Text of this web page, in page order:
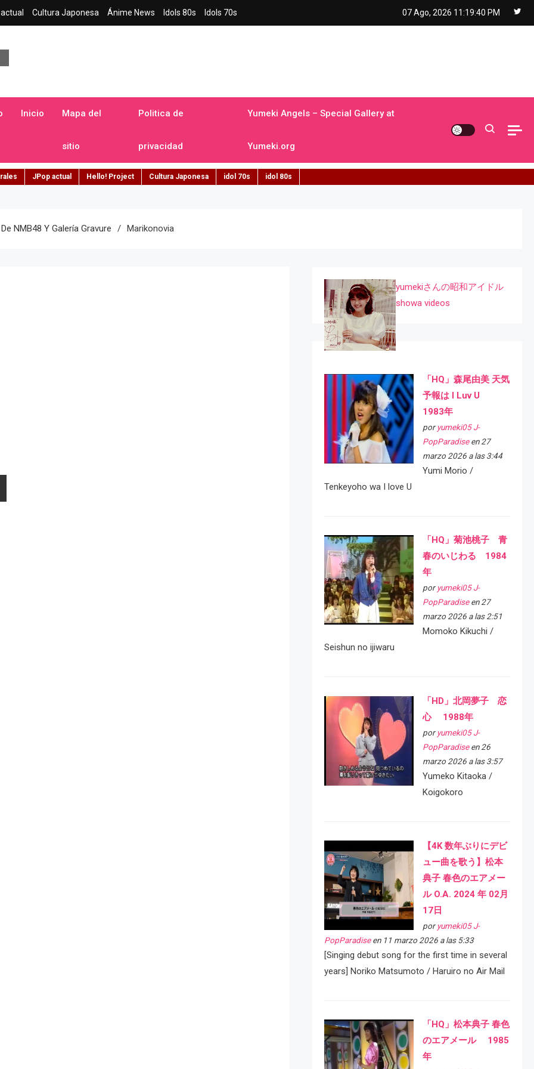
Cultura Japonesa Ánime News Idols 80s Idols 70s 07 Ago, 2026 11:19:41 PM
Inicio Mapa del
sitio
Politica de
privacidad
Yumeki Angels – Special Gallery at
Yumeki.org
JPop actual Hello! Project Cultura Japonesa idol 70s idol 80s
NMB48 Y Galería Gravure Marikonovia
yumekiさんの昭和アイドル
showa videos
「HQ」森尾由美 天気
予報は I Luv U
1983年
por yumeki05 J-
PopParadiseen 27
marzo 2026 a las 3:44
Yumi Morio /
Tenkeyoho wa I love U
「HQ」菊池桃子 青
春のいじわる 1984
年
por yumeki05 J-
PopParadiseen 27
marzo 2026 a las 2:51
Momoko Kikuchi /
Seishun no ijiwaru
「HD」北岡夢子 恋
心 1988年
por yumeki05 J-
PopParadiseen 26
marzo 2026 a las 3:57
Yumeko Kitaoka /
Koigokoro
【4K 数年ぶりにデビ
ュー曲を歌う】松本
典子 春色のエアメー
ル O.A. 2024 年 02月
17日
por yumeki05 J-
PopParadiseen 11 marzo 2026 a las 5:33
[Singing debut song for the first time in several
years] Noriko Matsumoto / Haruiro no Air Mail
「HQ」松本典子 春色
のエアメール 1985
年